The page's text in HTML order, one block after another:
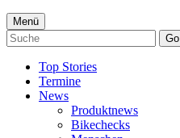
Menü
Go
Top Stories
Termine
News
Produktnews
Bikechecks